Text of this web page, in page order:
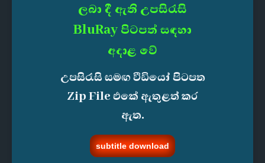
ලබා දී ඇති උපසිරැසි
BluRay පිටපත් සඳහා
අදාළ වේ
උපසිරැසි සමඟ වීඩියෝ පිටපත
Zip File එකේ ඇතුළත් කර
ඇත.
subtitle download